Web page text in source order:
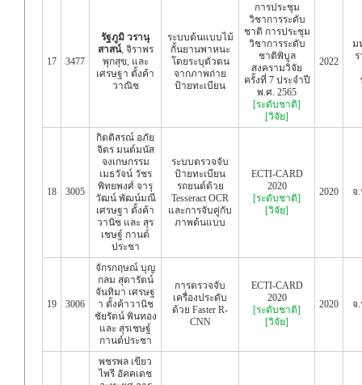
17 3477
รัฐภูมิ วรานุ
สาสน์, จิราพร
พุกสุข, และ
เศรษฐา ตั้งค้า
วาณิช
ระบบต้นแบบไม้
กั้นยานพาหนะ
โดยระบุตัวตน
จากภาพถ่าย
ป้ายทะเบียน
การประชุม
วิชาการระดับ
ชาติ การประชุม
วิชาการระดับ
ชาติพิบูล
สงครามวิจัย
ครั้งที่ 7 ประจำปี
พ.ศ. 2565
[ระดับชาติ]
[วิจัย]
2022
ม
18 3005
กิตติสรณ์ อภัย
จิตร มนต์มนัส
จงเกษกรรม
เมธวัจน์ วัชร
พิทยพงศ์ จารุ
วัฒน์ พัฒน์มณี
เศรษฐา ตั้งค้า
วานิช และ สุร
เชษฐ์ กานต์
ประชา
ระบบตรวจจับ
ป้ายทะเบียน
รถยนต์ด้วย
Tesseract OCR
และการจับคู่กับ
ภาพต้นแบบ
ECTI-CARD
2020
[ระดับชาติ]
[วิจัย]
2020 จ
19 3006
จักรกฤษณ์ บุญ
กลม สุดารัตน์
จันทิมา เศรษฐ
า ตั้งค้าวานิช
ชัยรัตน์ พินทอง
และ สุรเชษฐ์
กานต์ประชา
การตรวจจับ
เครื่องประดับ
ด้วย Faster R-
CNN
ECTI-CARD
2020
[ระดับชาติ]
[วิจัย]
2020 จ
พชรพล เขียว
ไพรี อัคคเดช